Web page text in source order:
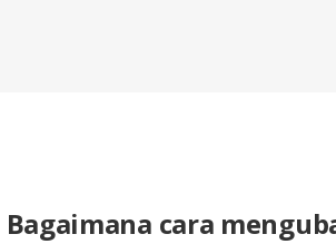
Bagaimana cara